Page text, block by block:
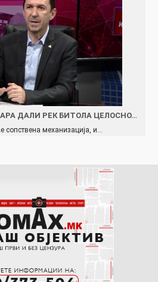
ДАЛИ РЕК БИТОЛА ЦЕЛОСНО…
сопствена механизација, и…